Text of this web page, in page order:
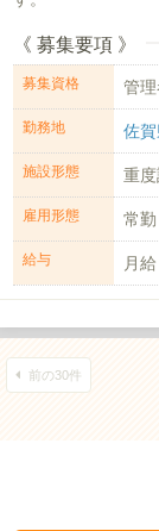
《 募集要項 》
募集資格 管
勤務地 佐
施設形態 重
雇用形態 常勤
給与 月
前の30件